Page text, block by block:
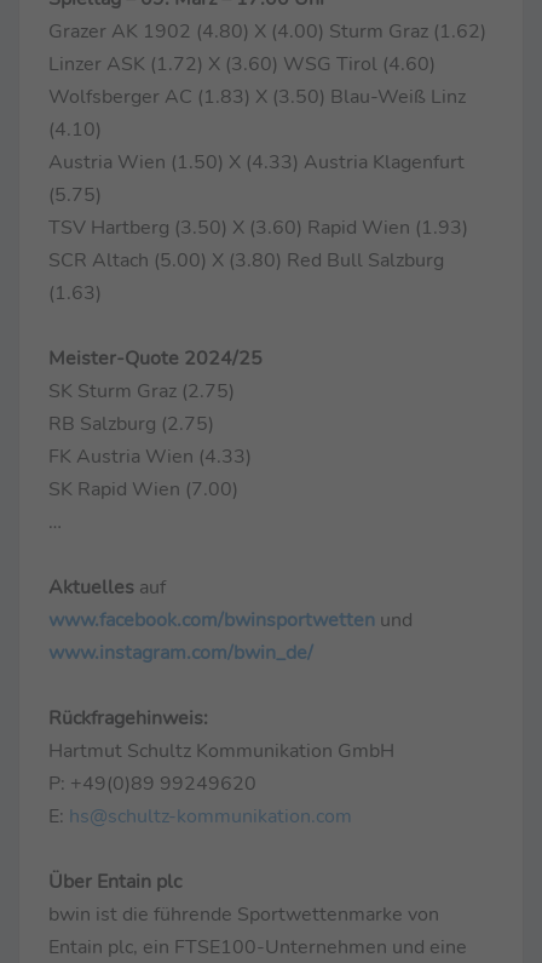
Grazer AK 1902 (4.80) X (4.00) Sturm Graz (1.62)
Linzer ASK (1.72) X (3.60) WSG Tirol (4.60)
Wolfsberger AC (1.83) X (3.50) Blau-Weiß Linz
(4.10)
Austria Wien (1.50) X (4.33) Austria Klagenfurt
(5.75)
TSV Hartberg (3.50) X (3.60) Rapid Wien (1.93)
SCR Altach (5.00) X (3.80) Red Bull Salzburg
(1.63)
Meister-Quote 2024/25
SK Sturm Graz (2.75)
RB Salzburg (2.75)
FK Austria Wien (4.33)
SK Rapid Wien (7.00)
…
Aktuelles auf
www.facebook.com/bwinsportwetten und
www.instagram.com/bwin_de/
Rückfragehinweis:
Hartmut Schultz Kommunikation GmbH
P: +49(0)89 99249620
E: hs@schultz-kommunikation.com
Über Entain plc
bwin ist die führende Sportwettenmarke von
Entain plc, ein FTSE100-Unternehmen und eine